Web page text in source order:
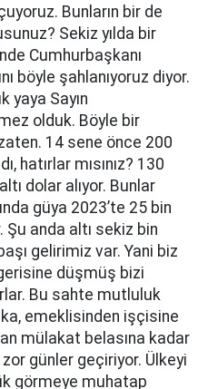
Bunların bir de
Sekiz yılda bir
Cumhurbaşkanı
böyle şahlanıyoruz diyor.
yaya Sayın
olduk. Böyle bir
14 sene önce 200
hatırlar mısınız? 130
dolar alıyor. Bunlar
güya 2023’te 25 bin
anda altı sekiz bin
gelirimiz var. Yani biz
düşmüş bizi
Bu sahte mutluluk
emeklisinden işçisine
mülakat belasına kadar
günler geçiriyor. Ülkeyi
görmeye muhatap